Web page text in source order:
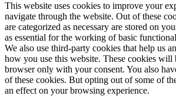
This website uses cookies to improve your
navigate through the website. Out of these
are categorized as necessary are stored on
as essential for the working of basic
We also use third-party cookies that help us
how you use this website. These cookies will
browser only with your consent. You also
of these cookies. But opting out of some of
an effect on your browsing experience.